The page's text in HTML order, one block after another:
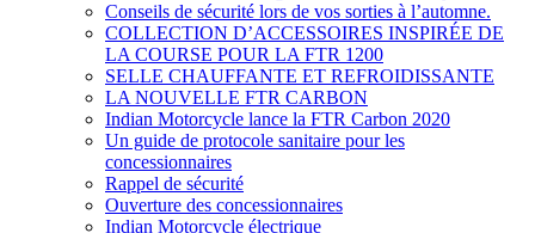
Conseils de sécurité lors de vos sorties à l’automne.
COLLECTION D’ACCESSOIRES INSPIRÉE DE
LA COURSE POUR LA FTR 1200
SELLE CHAUFFANTE ET REFROIDISSANTE
LA NOUVELLE FTR CARBON
Indian Motorcycle lance la FTR Carbon 2020
Un guide de protocole sanitaire pour les
concessionnaires
Rappel de sécurité
Ouverture des concessionnaires
Indian Motorcycle électrique